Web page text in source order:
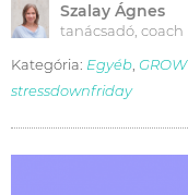
Szalay Ágnes
tanácsadó, coach
Kategória: Egyéb, GROW
stressdownfriday